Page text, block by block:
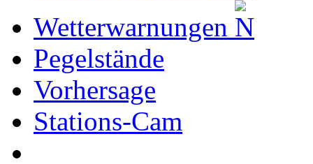
Wetterwarnungen
Pegelstände
Vorhersage
Stations-Cam